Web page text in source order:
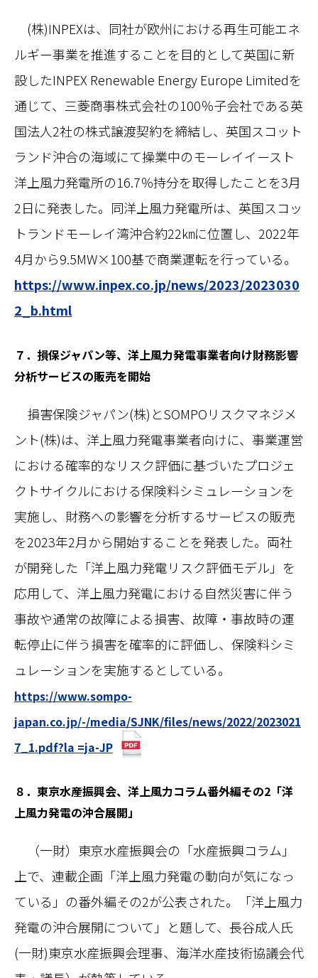
(株)INPEXは、同社が欧州における再生可能エネ
ルギー事業を推進することを目的として英国に新
設したINPEX Renewable Energy Europe Limitedを
通じて、三菱商事株式会社の100％子会社である英
国法人2社の株式譲渡契約を締結し、英国スコット
ランド沖合の海域にて操業中のモーレイイースト
洋上風力発電所の16.7％持分を取得したことを3月
2日に発表した。同洋上風力発電所は、英国スコッ
トランドモーレイ湾沖合約22㎞に位置し、2022年
4月から9.5MW×100基で商業運転を行っている。
https://www.inpex.co.jp/news/2023/2023030
2_b.html
７．損保ジャパン等、洋上風力発電事業者向け財務影響
分析サービスの販売を開始
損害保険ジャパン(株)とSOMPOリスクマネジメ
ント(株)は、洋上風力発電事業者向けに、事業運営
における確率的なリスク評価に基づいたプロジェ
クトサイクルにおける保険料シミュレーションを
実施し、財務への影響を分析するサービスの販売
を2023年2月から開始することを発表した。両社
が開発した「洋上風力発電リスク評価モデル」を
応用して、洋上風力発電における自然災害に伴う
事故や通常の故障による損害、故障・事故時の運
転停止に伴う損害を確率的に評価し、保険料シミ
ュレーションを実施するとしている。
https://www.sompo-
japan.co.jp/-/media/SJNK/files/news/2022/2023021
7_1.pdf?la =ja-JP
８．東京水産振興会、洋上風力コラム番外編その2「洋
上風力発電の沖合展開」
（一財）東京水産振興会の「水産振興コラム」
上で、連載企画「洋上風力発電の動向が気になっ
ている」の番外編その2が公表された。「洋上風力
発電の沖合展開について」と題して、長谷成人氏
(一財)東京水産振興会理事、海洋水産技術協議会代